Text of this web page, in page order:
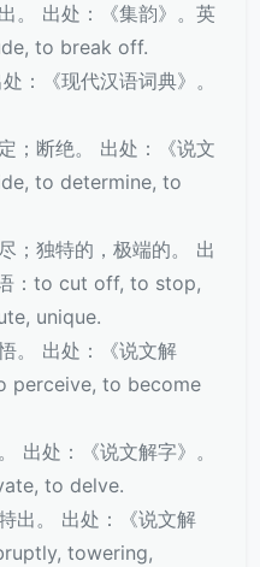
。 出处：《集韵》。英
to break off.
：《现代汉语词典》。
；断绝。 出处：《说文
to determine, to
；独特的，极端的。 出
：to cut off, to stop,
unique.
。 出处：《说文解
perceive, to become
出处：《说文解字》。
to delve.
出。 出处：《说文解
towering,